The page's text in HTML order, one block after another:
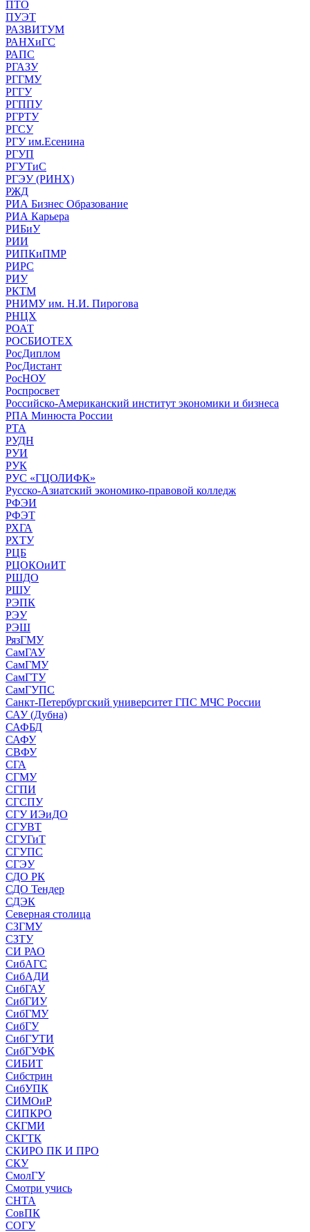
ПТО
ПУЭТ
РАЗВИТУМ
РАНХиГС
РАПС
РГАЗУ
РГГМУ
РГГУ
РГППУ
РГРТУ
РГСУ
РГУ им.Есенина
РГУП
РГУТиС
РГЭУ (РИНХ)
РЖД
РИА Бизнес Образование
РИА Карьера
РИБиУ
РИИ
РИПКиПМР
РИРС
РИУ
РКТМ
РНИМУ им. Н.И. Пирогова
РНЦХ
РОАТ
РОСБИОТЕХ
РосДиплом
РосДистант
РосНОУ
Роспросвет
Российско-Американский институт экономики и бизнеса
РПА Минюста России
РТА
РУДН
РУИ
РУК
РУС «ГЦОЛИФК»
Русско-Азиатский экономико-правовой колледж
РФЭИ
РФЭТ
РХГА
РХТУ
РЦБ
РЦОКОиИТ
РШДО
РШУ
РЭПК
РЭУ
РЭШ
РязГМУ
СамГАУ
СамГМУ
СамГТУ
СамГУПС
Санкт-Петербургский университет ГПС МЧС России
САУ (Дубна)
САФБД
САФУ
СВФУ
СГА
СГМУ
СГПИ
СГСПУ
СГУ ИЭиДО
СГУВТ
СГУГиТ
СГУПС
СГЭУ
СДО РК
СДО Тендер
СДЭК
Северная столица
СЗГМУ
СЗТУ
СИ РАО
СибАГС
СибАДИ
СибГАУ
СибГИУ
СибГМУ
СибГУ
СибГУТИ
СибГУФК
СИБИТ
Сибстрин
СибУПК
СИМОиР
СИПКРО
СКГМИ
СКГТК
СКИРО ПК И ПРО
СКУ
СмолГУ
Смотри учись
СНТА
СовПК
СОГУ